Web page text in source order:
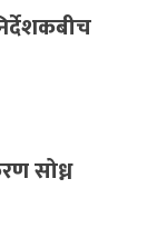
सोध्न